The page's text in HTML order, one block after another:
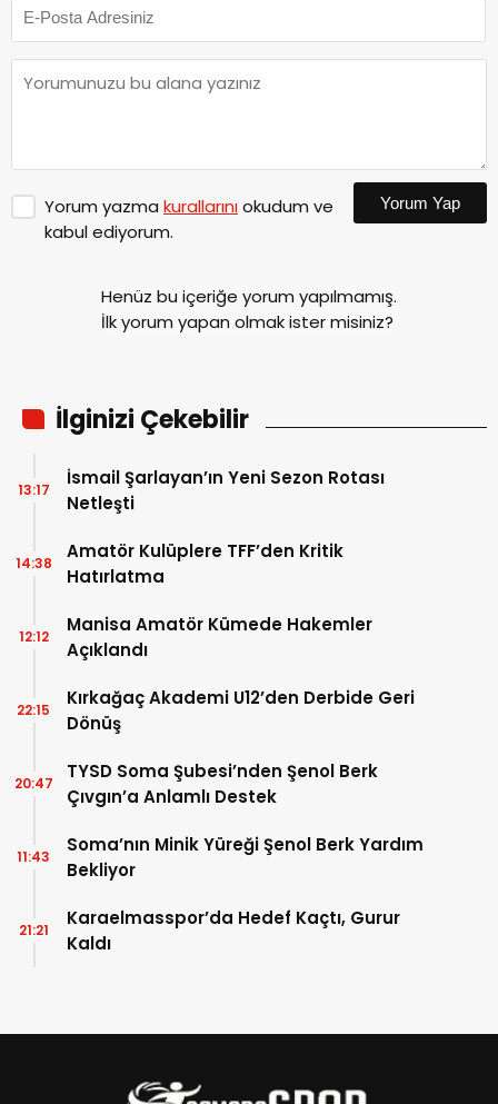
Yorum yazma kurallarınıokudum ve
kabul ediyorum.
Yorum Yap
Henüz bu içeriğe yorum yapılmamış.
İlk yorum yapan olmak ister misiniz?
İlginizi Çekebilir
İsmail Şarlayan’ın Yeni Sezon Rotası
Netleşti
13:17
Amatör Kulüplere TFF’den Kritik
Hatırlatma
14:38
Manisa Amatör Kümede Hakemler
Açıklandı
12:12
Kırkağaç Akademi U12’den Derbide Geri
Dönüş
22:15
TYSD Soma Şubesi’nden Şenol Berk
Çıvgın’a Anlamlı Destek
20:47
Soma’nın Minik Yüreği Şenol Berk Yardım
Bekliyor
11:43
Karaelmasspor’da Hedef Kaçtı, Gurur
Kaldı
21:21